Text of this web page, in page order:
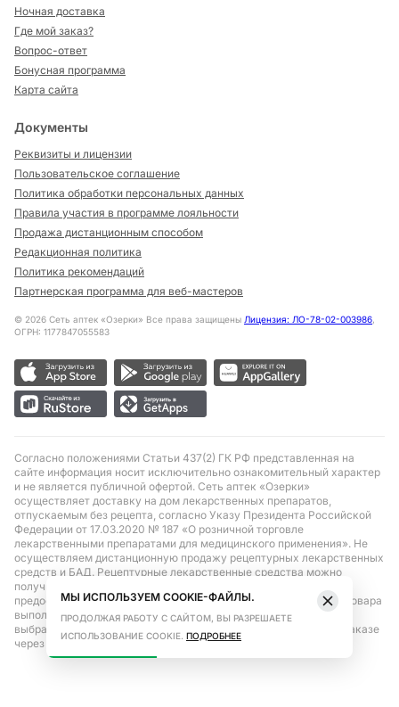
Ночная доставка
Где мой заказ?
Вопрос-ответ
Бонусная программа
Карта сайта
Документы
Реквизиты и лицензии
Пользовательское соглашение
Политика обработки персональных данных
Правила участия в программе лояльности
Продажа дистанционным способом
Редакционная политика
Политика рекомендаций
Партнерская программа для веб-мастеров
© 2026 Сеть аптек «Озерки» Все права защищены Лицензия: ЛО-78-02-003986,
ОГРН: 1177847055583
Согласно положениями Статьи 437(2) ГК РФ представленная на
сайте информация носит исключительно ознакомительный характер
и не является публичной офертой. Сеть аптек «Озерки»
осуществляет доставку на дом лекарственных препаратов,
отпускаемым без рецепта, согласно Указу Президента Российской
Федерации от 17.03.2020 № 187 «О розничной торговле
лекарственными препаратами для медицинского применения». Не
осуществляем дистанционную продажу рецептурных лекарственных
средств и БАД. Рецептурные лекарственные средства можно
получить только при помощи самовывоза в аптеке при
предоставлении рецепта, выписанного врачом. Бронирование товара
выполняется при условиях последующего выкупа заказа в
выбранном аптечном пункте. Цена действительна только при заказе
через сайт.
МЫ ИСПОЛЬЗУЕМ COOKIE-ФАЙЛЫ.
ПРОДОЛЖАЯ РАБОТУ С САЙТОМ, ВЫ РАЗРЕШАЕТЕ
ИСПОЛЬЗОВАНИЕ COOKIE. ПОДРОБНЕЕ